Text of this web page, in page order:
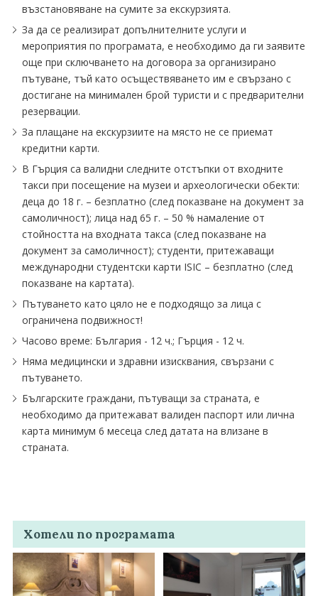
възстановяване на сумите за екскурзията.
За да се реализират допълнителните услуги и
мероприятия по програмата, е необходимо да ги заявите
още при сключването на договора за организирано
пътуване, тъй като осъществяването им е свързано с
достигане на минимален брой туристи и с предварителни
резервации.
За плащане на екскурзиите на място не се приемат
кредитни карти.
В Гърция са валидни следните отстъпки от входните
такси при посещение на музеи и археологически обекти:
деца до 18 г. – безплатно (след показване на документ за
самоличност); лица над 65 г. – 50 % намаление от
стойността на входната такса (след показване на
документ за самоличност); студенти, притежаващи
международни студентски карти ISIC – безплатно (след
показване на картата).
Пътуването като цяло не е подходящо за лица с
ограничена подвижност!
Часово време: България - 12 ч.; Гърция - 12 ч.
Няма медицински и здравни изисквания, свързани с
пътуването.
Българските граждани, пътуващи за страната, е
необходимо да притежават валиден паспорт или лична
карта минимум 6 месеца след датата на влизане в
страната.
Хотели по програмата